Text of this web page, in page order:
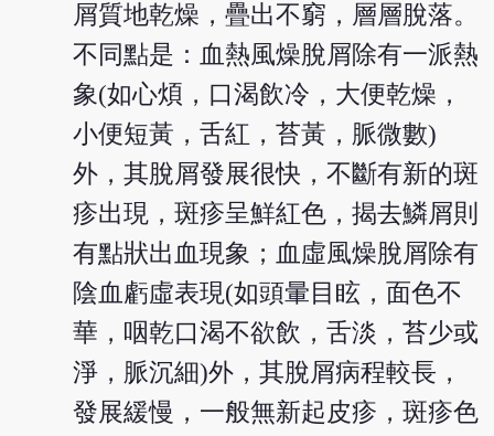
屑質地乾燥，疊出不窮，層層脫落。
不同點是：血熱風燥脫屑除有一派熱
象(如心煩，口渴飲冷，大便乾燥，
小便短黃，舌紅，苔黃，脈微數)
外，其脫屑發展很快，不斷有新的斑
疹出現，斑疹呈鮮紅色，揭去鱗屑則
有點狀出血現象；血虛風燥脫屑除有
陰血虧虛表現(如頭暈目眩，面色不
華，咽乾口渴不欲飲，舌淡，苔少或
淨，脈沉細)外，其脫屑病程較長，
發展緩慢，一般無新起皮疹，斑疹色